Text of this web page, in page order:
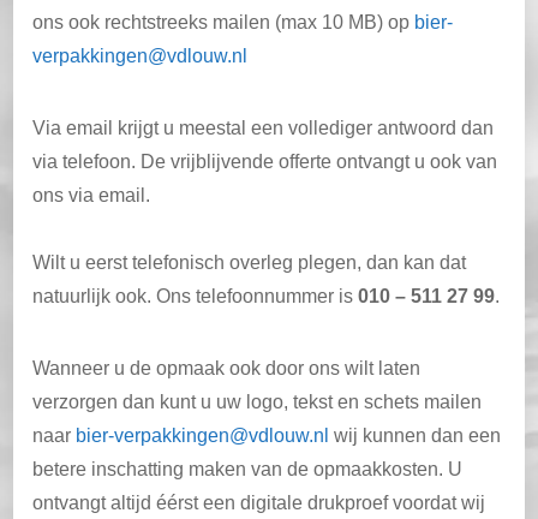
ons ook rechtstreeks mailen (max 10 MB) op bier-
verpakkingen@vdlouw.nl
Via email krijgt u meestal een vollediger antwoord dan
via telefoon. De vrijblijvende offerte ontvangt u ook van
ons via email.
Wilt u eerst telefonisch overleg plegen, dan kan dat
natuurlijk ook. Ons telefoonnummer is010 – 511 27 99.
Wanneer u de opmaak ook door ons wilt laten
verzorgen dan kunt u uw logo, tekst en schets mailen
naar bier-verpakkingen@vdlouw.nl wij kunnen dan een
betere inschatting maken van de opmaakkosten. U
ontvangt altijd éérst een digitale drukproef voordat wij